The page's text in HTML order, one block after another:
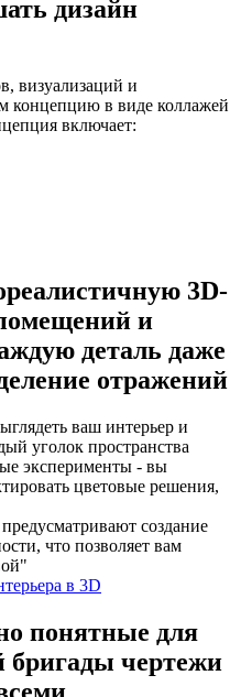
дизайн
визуализаций и
концепцию в виде коллажей
включает:
3D-
и
деталь даже
отражений
ваш интерьер и
уголок пространства
эксперименты - вы
цветовые решения,
создание
что позволяет вам
в 3D
понятные для
бригады чертежи